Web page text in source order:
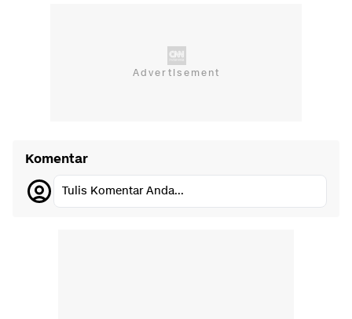
Komentar
Tulis Komentar Anda...